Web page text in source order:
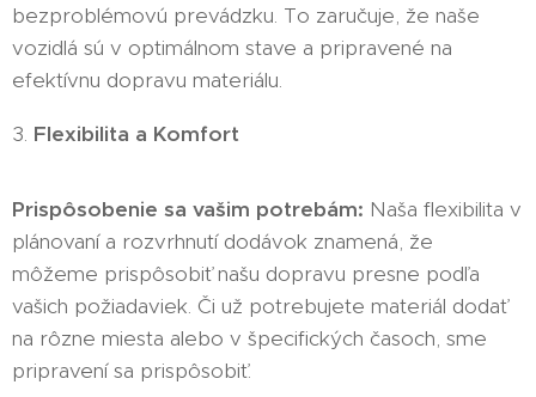
bezproblémovú prevádzku. To zaručuje, že naše
vozidlá sú v optimálnom stave a pripravené na
efektívnu dopravu materiálu.
3. Flexibilita a Komfort
Prispôsobenie sa vašim potrebám: Naša flexibilita v
plánovaní a rozvrhnutí dodávok znamená, že
môžeme prispôsobiť našu dopravu presne podľa
vašich požiadaviek. Či už potrebujete materiál dodať
na rôzne miesta alebo v špecifických časoch, sme
pripravení sa prispôsobiť.